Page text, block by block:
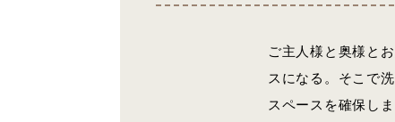
ご主人様と奥様と
スになる。そこで
スペースを確保し